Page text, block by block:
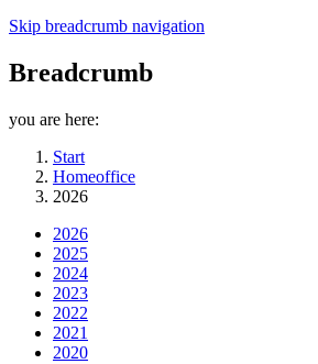
Skip breadcrumb navigation
Breadcrumb
you are here:
Start
Homeoffice
2026
2026
2025
2024
2023
2022
2021
2020